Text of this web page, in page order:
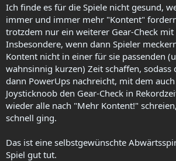
Ich finde es für die Spiele nicht gesund,
immer und immer mehr "Kontent"
trotzdem nur ein weiterer Gear-Check
Insbesondere, wenn dann Spieler
Kontent nicht in einer für sie passenden
wahnsinnig kurzen) Zeit schaffen, sodass
dann PowerUps nachreicht, mit dem
Joysticknoob den Gear-Check in
wieder alle nach "Mehr Kontent!"
schnell ging.
Das ist eine selbstgewünschte
Spiel gut tut.